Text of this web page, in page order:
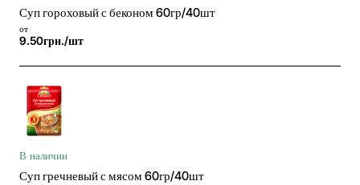
Суп гороховый с беконом 60гр/40шт
от
9.50грн./шт
В наличии
Суп гречневый с мясом 60гр/40шт